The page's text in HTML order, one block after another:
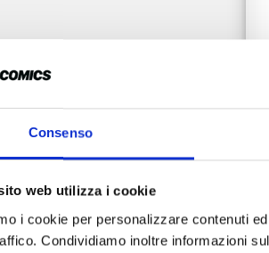
Consenso
web utilizza i cookie
i cookie per personalizzare contenuti
Condividiamo inoltre informazioni